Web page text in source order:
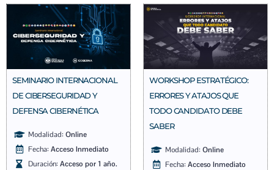
SEMINARIO INTERNACIONAL
DE CIBERSEGURIDAD Y
DEFENSA CIBERNÉTICA
Modalidad: Online
Fecha: Acceso Inmediato
Duración: Acceso por 1 año.
WORKSHOP ESTRATÉGICO:
ERRORES Y ATAJOS QUE
TODO CANDIDATO DEBE
SABER
Modalidad: Online
Fecha: Acceso Inmediato